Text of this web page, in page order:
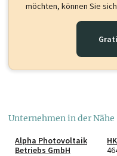
möchten, können Sie sich
Unternehmen in der Nähe
Alpha Photovoltaik
Betriebs GmbH